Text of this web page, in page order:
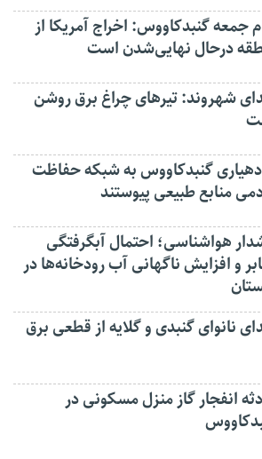
جمعه گنبدکاووس: اخراج آمریکا از
درحال نهایی‌شدن است
شهروند: تیرهای چراغ برق روشن
۱۱ دهیاری گنبدکاووس به شبکه حفاظت
منابع طبیعی پیوستند
هواشناسی؛ احتمال آبگرفتگی
و افزایش ناگهانی آب رودخانه‌ها در
نانوای گنبدی و گلایه از قطعی برق
انفجار گاز منزل مسکونی در